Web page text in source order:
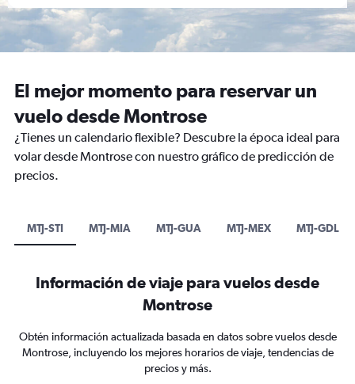
El mejor momento para reservar un
vuelo desde Montrose
¿Tienes un calendario flexible? Descubre la época ideal para
volar desde Montrose con nuestro gráfico de predicción de
precios.
MTJ-STI MTJ-MIA MTJ-GUA MTJ-MEX MTJ-GDL
Información de viaje para vuelos desde
Montrose
Obtén información actualizada basada en datos sobre vuelos desde
Montrose, incluyendo los mejores horarios de viaje, tendencias de
precios y más.